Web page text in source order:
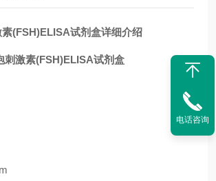
(FSH)ELISA试剂盒详细介绍
刺激素(FSH)ELISA试剂盒
电话咨询